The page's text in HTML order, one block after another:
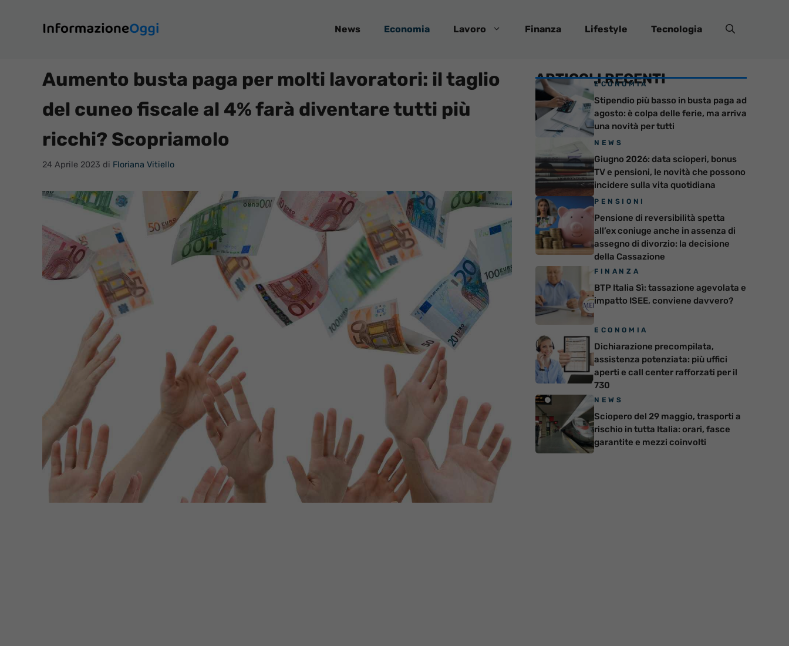
contenuto
News Economia Lavoro Finanza Lifestyle Tecnologia
Aumento busta paga per molti lavoratori: il taglio
del cuneo fiscale al 4% farà diventare tutti più
ricchi? Scopriamolo
24 Aprile 2023 di Floriana Vitiello
ARTICOLI RECENTI
ECONOMIA
Stipendio più basso in busta paga ad
agosto: è colpa delle ferie, ma arriva
una novità per tutti
NEWS
Giugno 2026: data scioperi, bonus
TV e pensioni, le novità che possono
incidere sulla vita quotidiana
PENSIONI
Pensione di reversibilità spetta
all’ex coniuge anche in assenza di
assegno di divorzio: la decisione
della Cassazione
FINANZA
BTP Italia Sì: tassazione agevolata e
impatto ISEE, conviene davvero?
ECONOMIA
Dichiarazione precompilata,
assistenza potenziata: più uffici
aperti e call center rafforzati per il
730
NEWS
Sciopero del 29 maggio, trasporti a
rischio in tutta Italia: orari, fasce
garantite e mezzi coinvolti